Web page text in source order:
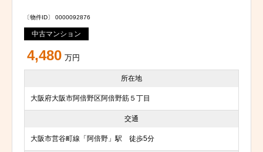
〔物件ID〕 0000092876
中古マンション
4,480 万円
所在地
大阪府大阪市阿倍野区阿倍野筋５丁目
交通
大阪市営谷町線「阿倍野」駅 徒歩5分